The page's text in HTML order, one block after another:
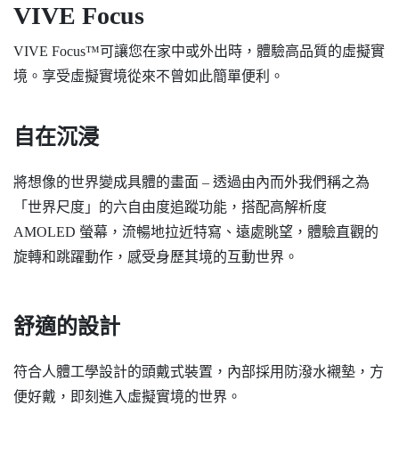
VIVE Focus
VIVE Focus™可讓您在家中或外出時，體驗高品質的虛擬實
境。享受虛擬實境從來不曾如此簡單便利。
自在沉浸
將想像的世界變成具體的畫面 – 透過由內而外我們稱之為
「世界尺度」的六自由度追蹤功能，搭配高解析度
AMOLED 螢幕，流暢地拉近特寫、遠處眺望，體驗直觀的
旋轉和跳躍動作，感受身歷其境的互動世界。
舒適的設計
符合人體工學設計的頭戴式裝置，內部採用防潑水襯墊，方
便好戴，即刻進入虛擬實境的世界。